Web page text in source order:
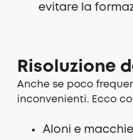
evitare la
Risoluzione
Anche se poco
inconvenienti. Ecco
Aloni e